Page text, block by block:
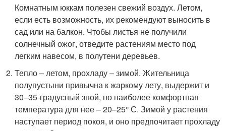
Комнатным юккам полезен свежий воздух. Летом,
если есть возможность, их рекомендуют выносить в
сад или на балкон. Чтобы листья не получили
солнечный ожог, отведите растениям место под
легким навесом, в полутени деревьев.
Тепло – летом, прохладу – зимой. Жительница
полупустыни привычна к жаркому лету, выдержит и
30–35-градусный зной, но наиболее комфортная
температура для нее – 20–25° С. Зимой у растения
наступает период покоя, и оно предпочитает прохладу